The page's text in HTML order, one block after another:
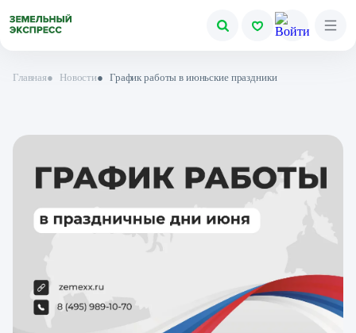
Главная● Новости● График работы в июньские праздники